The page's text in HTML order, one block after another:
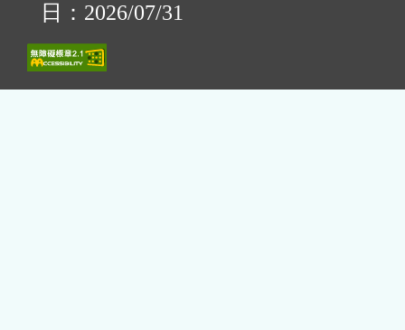
日：2026/07/31